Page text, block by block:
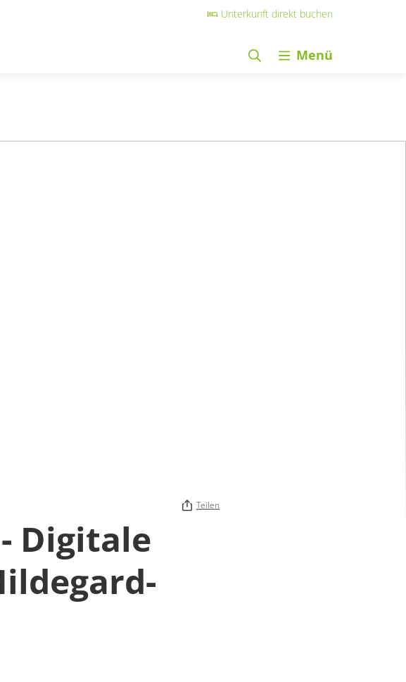
Unterkunft direkt buchen
Menü
Teilen
Digitale